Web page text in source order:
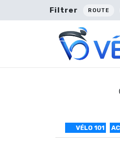
Filtrer ROUTE
VÉLO 101